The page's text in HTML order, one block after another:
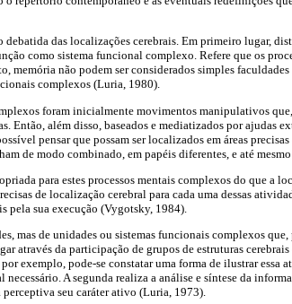
debatida das localizações cerebrais. Em primeiro lugar,
como sistema funcional complexo. Refere que os
memória não podem ser considerados simples
complexos (Luria, 1980).
foram inicialmente movimentos manipulativos que,
Então, além disso, baseados e mediatizados por ajudas
pensar que possam ser localizados em áreas
de modo combinado, em papéis diferentes, e até
para estes processos mentais complexos do que a
de localização cerebral para cada uma dessas
pela sua execução (Vygotsky, 1984).
mas de unidades ou sistemas funcionais complexos
através da participação de grupos de estruturas
exemplo, pode-se constatar uma forma de ilustrar essa
A segunda realiza a análise e síntese da
seu caráter ativo (Luria, 1973).